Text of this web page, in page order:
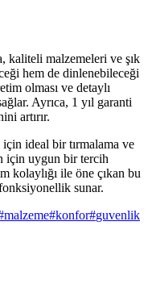
kaliteli malzemeleri ve şık
hem de dinlenebileceği
olması ve detaylı
Ayrıca, 1 yıl garanti
artırır.
için ideal bir tırmalama ve
için uygun bir tercih
kolaylığı ile öne çıkan bu
sunar.
malzeme#konfor#guvenlik